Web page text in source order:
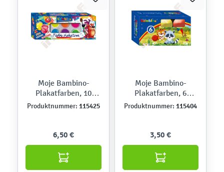
Moje Bambino-
Plakatfarben, 10
Farben
Produktnummer: 115425
6,50 €
Moje Bambino-
Plakatfarben, 6
Farben
Produktnummer: 115404
3,50 €